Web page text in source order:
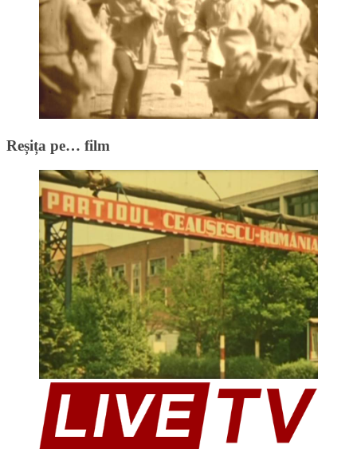
Reșița pe… film